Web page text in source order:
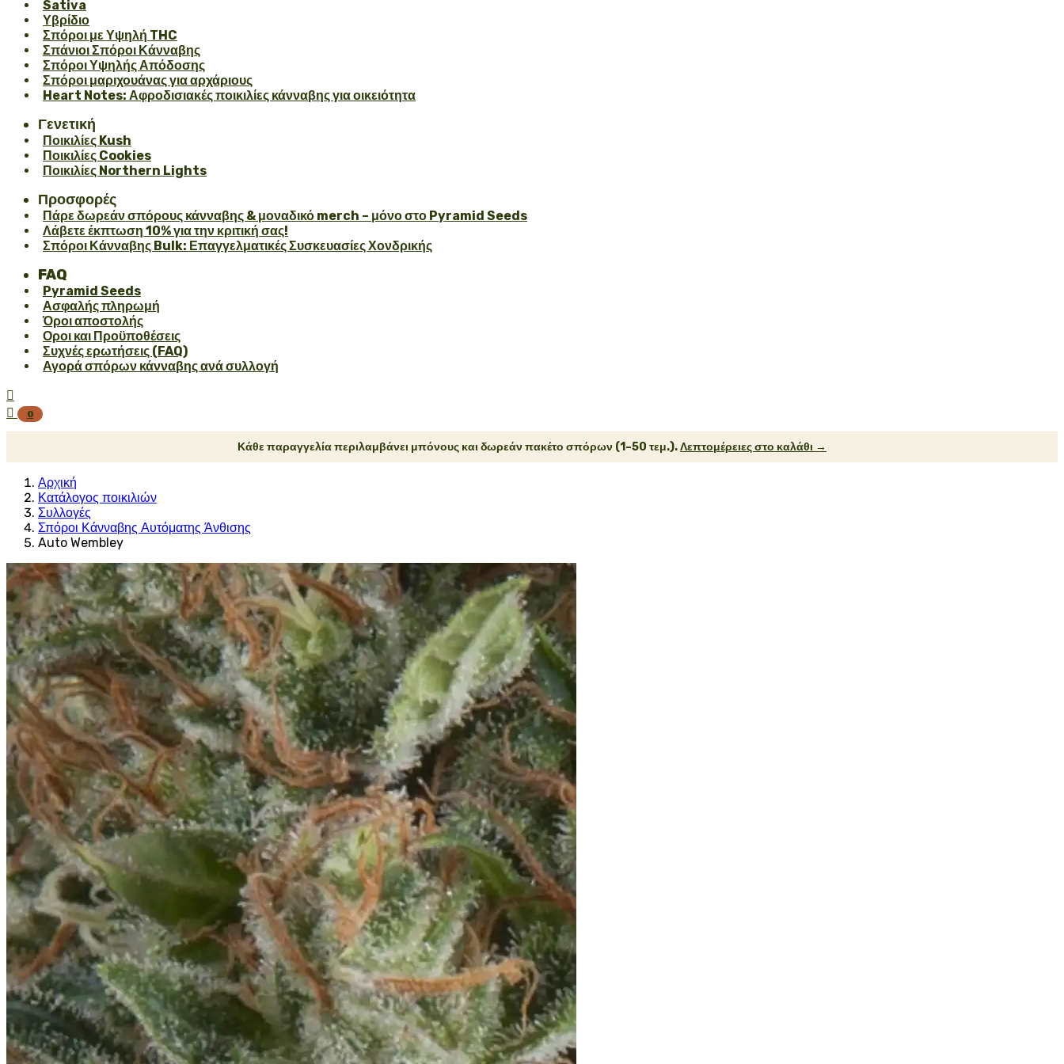
Sativa
Υβρίδιο
Σπόροι με Υψηλή THC
Σπάνιοι Σπόροι Κάνναβης
Σπόροι Υψηλής Απόδοσης
Σπόροι μαριχουάνας για αρχάριους
Heart Notes: Αφροδισιακές ποικιλίες κάνναβης για οικειότητα
Γενετική
Ποικιλίες Kush
Ποικιλίες Cookies
Ποικιλίες Northern Lights
Προσφορές
Πάρε δωρεάν σπόρους κάνναβης & μοναδικό merch – μόνο στο Pyramid Seeds
Λάβετε έκπτωση 10% για την κριτική σας!
Σπόροι Κάνναβης Bulk: Επαγγελματικές Συσκευασίες Χονδρικής
FAQ
Pyramid Seeds
Ασφαλής πληρωμή
Όροι αποστολής
Οροι και Προϋποθέσεις
Συχνές ερωτήσεις (FAQ)
Αγορά σπόρων κάνναβης ανά συλλογή


0
Κάθε παραγγελία περιλαμβάνει μπόνους και δωρεάν πακέτο σπόρων (1–50 τεμ.).Λεπτομέρειες στο καλάθι →
Αρχική
Κατάλογος ποικιλιών
Συλλογές
Σπόροι Κάνναβης Αυτόματης Άνθισης
Auto Wembley